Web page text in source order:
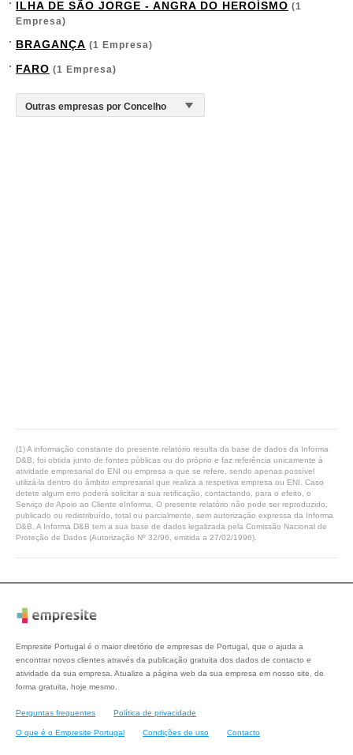
ILHA DE SÃO JORGE - ANGRA DO HEROÍSMO (1
Empresa)
BRAGANÇA (1 Empresa)
FARO (1 Empresa)
(1) A informação constante do presente relatório resulta da base de dados da Informa
D&B, foi obtida junto de fontes públicas ou do próprio e faz referência unicamente à
atividade empresarial do ENI ou empresa a que se refere, sendo apenas possível
utilizá-la dentro do âmbito empresarial que realiza a respetiva empresa ou ENI. Caso
detete algum erro poderá solicitar a sua retificação, contactando, para o efeito, o
Serviço de Apoio ao Cliente eInforma. O presente relatório não pode ser reproduzido,
publicado ou redistribuído, total ou parcialmente, sem autorização expressa da Informa
D&B. A Informa D&B tem a sua base de dados legalizada pela Comissão Nacional de
Proteção de Dados (Autorização Nº 32/96, emitida a 27/02/1996).
Empresite Portugal é o maior diretório de empresas de Portugal, que o ajuda a
encontrar novos clientes através da publicação gratuita dos dados de contacto e
atividade da sua empresa. Atualize a página web da sua empresa em nosso site, de
forma gratuita, hoje mesmo.
Perguntas frequentes Política de privacidade
O que é o Empresite Portugal Condições de uso Contacto